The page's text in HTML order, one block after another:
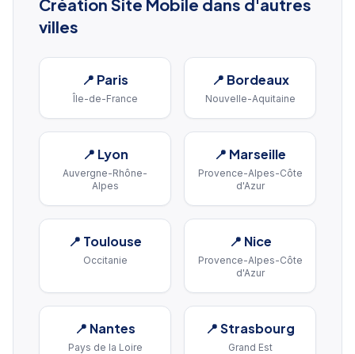
Création Site Mobile dans d'autres
villes
📍 Paris
Île-de-France
📍 Bordeaux
Nouvelle-Aquitaine
📍 Lyon
Auvergne-Rhône-
Alpes
📍 Marseille
Provence-Alpes-Côte
d'Azur
📍 Toulouse
Occitanie
📍 Nice
Provence-Alpes-Côte
d'Azur
📍 Nantes
Pays de la Loire
📍Strasbourg
Grand Est